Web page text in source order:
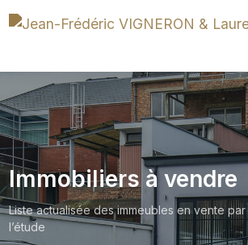
Immobiliers à vendre
Liste actualisée des immeubles en vente par
l’étude